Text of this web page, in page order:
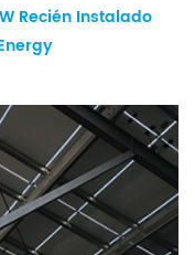
Recién Instalado